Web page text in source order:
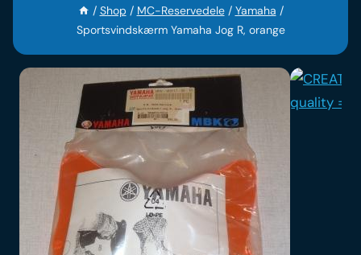
/ Shop / MC-Reservedele / Yamaha /
Sportsvindskærm Yamaha Jog R, orange